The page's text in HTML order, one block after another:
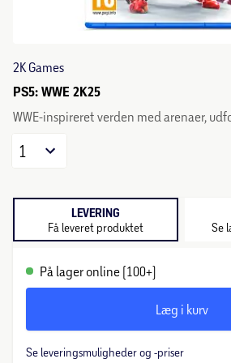
2K Games
PS5: WWE 2K25
WWE-inspireret verden med arenaer,
1
LEVERING
Få leveret produktet Se
På lager online (100+)
Læg i kurv
Se leveringsmuligheder og -priser